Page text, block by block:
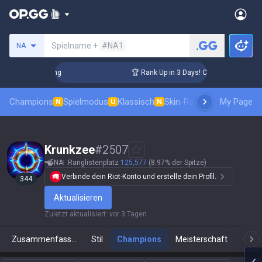
NA Spielname + #NA1
Coaching 🏆 Rank Up in 3 Days! Challenger
Champions N Spielmodus U Klassisch N Skin-Rangliste Ranglisten
My Page
344
Krunkzee#2507
NA Ranglistenplatz 125,577 (8.97% der Spitze)
Verbinde dein Riot-Konto und erstelle dein Profil.
Aktualisieren
Zuletzt aktualisiert: vor 3 Tagen
Stil Champions Meisterschaft